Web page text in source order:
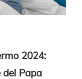
2024:
Papa